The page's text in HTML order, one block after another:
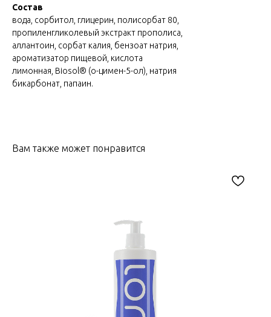
Состав
вода, сорбитол, глицерин, полисорбат 80,
пропиленгликолевый экстракт прополиса,
аллантоин, сорбат калия, бензоат натрия,
ароматизатор пищевой, кислота
лимонная, Biosol® (о-цимен-5-ол), натрия
бикарбонат, папаин.
Вам также может понравится